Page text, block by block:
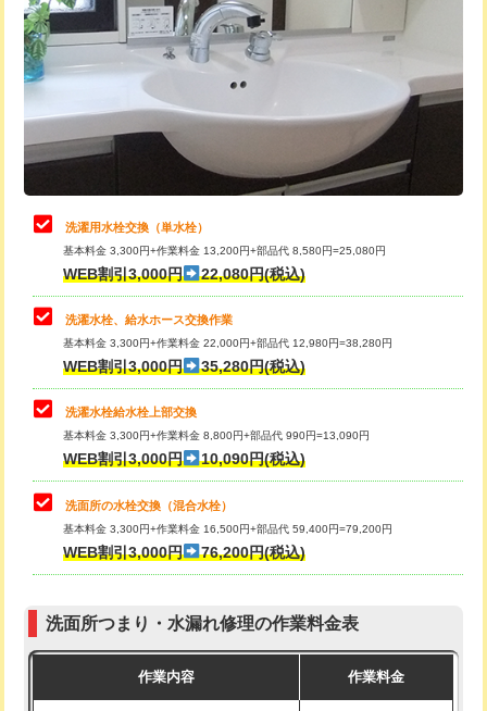
※給水管工事は20mmまでの価格です。
給水管工事※（塩ビ管（VP・HI）使
用/3ｍまで)
33,000円
給水管工事※（塩ビ管（VP・HI）使
用（追加）/3ｍ超え)
給水管工事※（ライニング鋼管・銅
管・ポリ管・HT管使用/3ｍまで)
44,000円
給水管工事※（ライニング鋼管・銅
管・ポリ管・HT管使用/3ｍ超え)
排水管工事（土の掘削・埋め戻し作
業）
排水管工事（排水管工事/3ｍまで） 55,000円
排水管工事（追加 排水管工事/3ｍ超
え）
マス交換（土の掘削・埋め戻し作業）
マス交換（深さ50㎝未満）
マス交換（深さ50㎝以上）
モルタル補修（厚さ10㎝まで） 27,500円
カメラ調査 33,000円
桝清掃
止水・漏水調査・防水処理・清掃・修
理・調整・分解・加工など（軽作業）
11,000円
止水・漏水調査・防水処理・清掃・修
理・調整・分解・加工など（中作業）
22,000円
止水・漏水調査・防水処理・清掃・修
理・調整・分解・加工など（重作業）
33,000円
キッチンタンク脱着
その他部品の脱着
交換・取付（タンク）
交換・取付(単水栓（壁付・デッキ
式）)
交換・取付(混合水栓（壁付・デッキ
式・ワンホール）)
16,500円+材料費
（P/S/ポップアップ））
交換・取付（その他部品） 11,000円+材料費
持込商品取付（単水栓） 13,200円
洗濯用水栓交換（単水栓）
基本料金 3,300円+作業料金 13,200円+部品代 8,580円=25,080円
WEB割引3,000円 22,080円(税込)
洗濯水栓、給水ホース交換作業
基本料金 3,300円+作業料金 22,000円+部品代 12,980円=38,280円
WEB割引3,000円 35,280円(税込)
洗濯水栓給水栓上部交換
基本料金 3,300円+作業料金 8,800円+部品代 990円=13,090円
WEB割引3,000円 10,090円(税込)
洗面所の水栓交換（混合水栓）
基本料金 3,300円+作業料金 16,500円+部品代 59,400円=79,200円
WEB割引3,000円 76,200円(税込)
洗面所つまり・水漏れ修理の作業料金表
作業内容 作業料金